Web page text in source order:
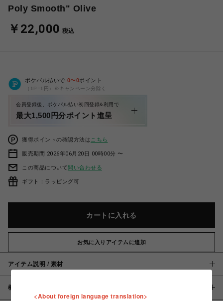
Poly Smooth" Olive
￥22,000 税込
ポケパル払いで 0〜0ポイント
（1P=1円）※キャンペーン分除く
会員登録後、ポケパル払い初回登録&利用で
最大1,500円分ポイント進呈
獲得ポイントの確認方法は こちら
販売期間 2026年06月20日 00時00分 〜
この商品について問い合わせる
ギフト：ラッピング可
カートに入れる
お気に入りアイテムに追加
アイテム説明 / 素材
概要
<About foreign language translation>